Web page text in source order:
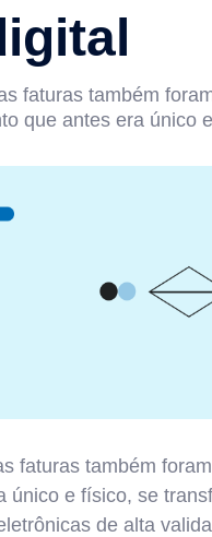
faturas também
que antes era único
faturas também
único e físico, se
de alta